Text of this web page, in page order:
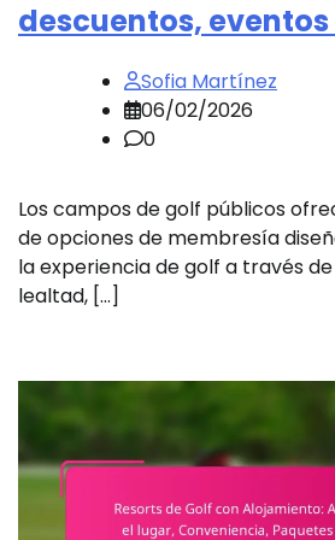
descuentos,
Sofia Martínez
06/02/2026
0
Los campos de golf públicos
de opciones de membresía
la experiencia de golf a través
lealtad, […]